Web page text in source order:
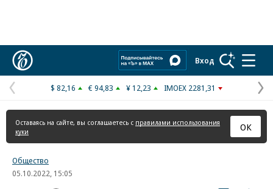
Вход
Предыдущая
страница
$ 82,16 € 94,83 ¥ 12,23 IMOEX 2281,31
Оставаясь на сайте, вы соглашаетесь с правилами использования
куки
ОК
Общество
05.10.2022, 15:05